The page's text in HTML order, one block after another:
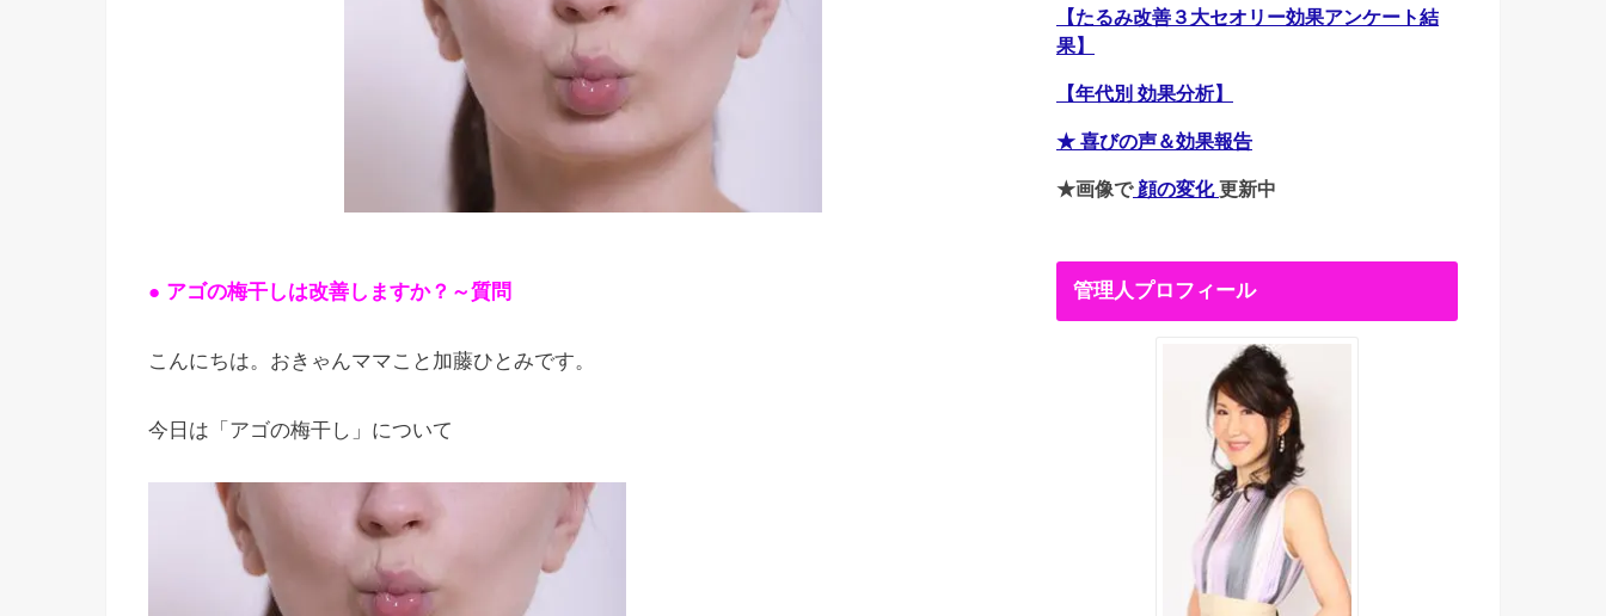
● アゴの梅干しは改善しますか？～質問
こんにちは。おきゃんママこと加藤ひとみです。
今日は「アゴの梅干し」について
【たるみ改善３大セオリー効果アンケート結
果】
【年代別 効果分析】
★ 喜びの声＆効果報告
★画像で顔の変化更新中
管理人プロフィール